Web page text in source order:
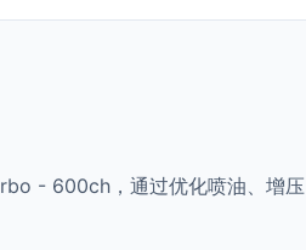
- 600ch，通过优化喷油、增压